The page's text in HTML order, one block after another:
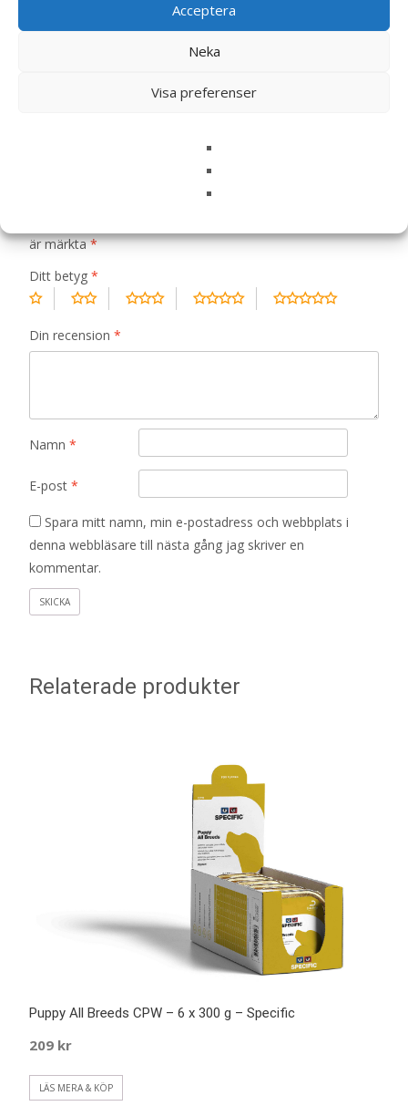
Acceptera
Neka
Visa preferenser
Bli först med att recensera ”Vet Diet
Intestinal Torrfoder för Hund – 1 kg –
är märkta*
Ditt betyg *
Din recension *
Namn *
E-post *
Spara mitt namn, min e-postadress och webbplats i
denna webbläsare till nästa gång jag skriver en
kommentar.
Relaterade produkter
Puppy All Breeds CPW – 6 x 300 g – Specific
209 kr
LÄS MERA & KÖP